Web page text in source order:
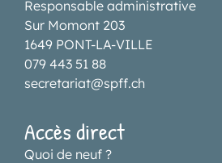
Responsable administrative
Sur Momont 203
1649 PONT-LA-VILLE
079 443 51 88
secretariat@spff.ch
Accès direct
Quoi de neuf ?